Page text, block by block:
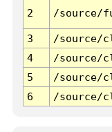
2 /source/
3 /source/
4
/source/
5
/source/
6
/source/